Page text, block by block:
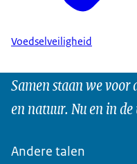
Voedselveiligheid
Samen staan we
en natuur. Nu en in
Andere talen